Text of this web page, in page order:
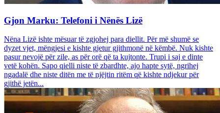
Gjon Marku: Telefoni i Nënës Lizë
Nëna Lizë ishte mësuar të zgjohej para diellit. Për më shumë se
dyzet vjet, mëngjesi e kishte gjetur gjithmonë në këmbë. Nuk kishte
pasur nevojë për zile, as për orë që ta kujtonte. Trupi i saj e dinte
vetë kohën. Sapo qielli niste të zbardhte, ajo hapte sytë, ngrihej
ngadalë dhe niste ditën me të njëjtin ritëm që kishte ndjekur për
gjithë jetën...